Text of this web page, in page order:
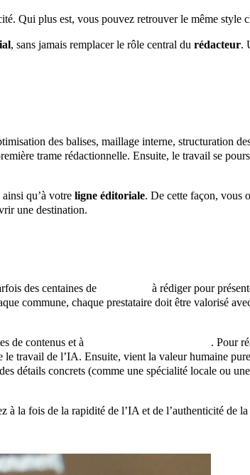
Qui plus est, vous pouvez retrouver le même style
, sans jamais remplacer le rôle central du rédacteur.
des balises, maillage interne, structuration
trame rédactionnelle. Ensuite, le travail se
ainsi qu’à votre ligne éditoriale. De cette façon, vous
une destination.
des centaines de
à rédiger pour
commune, chaque prestataire doit être valorisé
de contenus et à
. Pour
le travail de l’IA. Ensuite, vient la valeur humaine
détails concrets (comme une spécialité locale ou
à la fois de la rapidité de l’IA et de l’authenticité de